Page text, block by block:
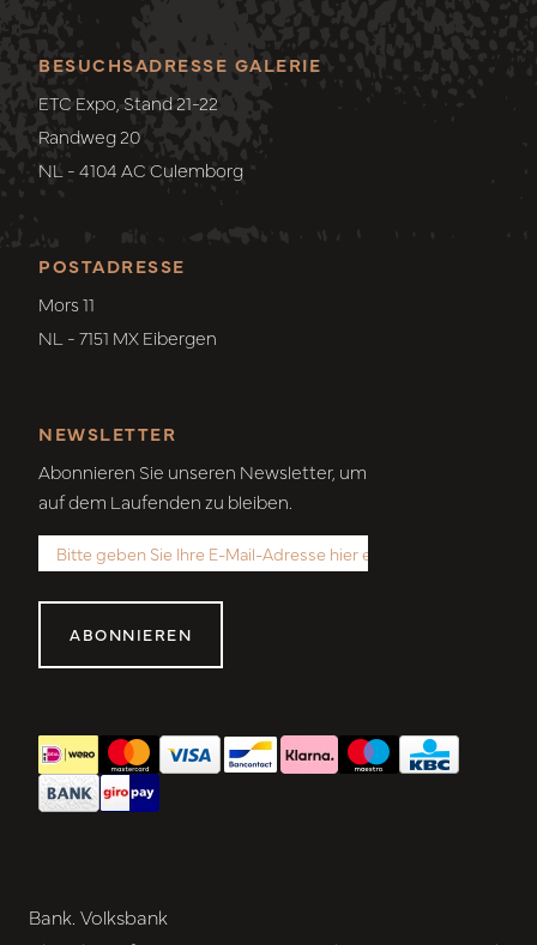
POSTADRESSE
Mors 11
NL - 7151 MX Eibergen
BESUCHSADRESSE GALERIE
ETC Expo, Stand 21-22
Randweg 20
NL - 4104 AC Culemborg
NEWSLETTER
Abonnieren Sie unseren Newsletter, um
auf dem Laufenden zu bleiben.
ABONNIEREN
Bank. Volksbank